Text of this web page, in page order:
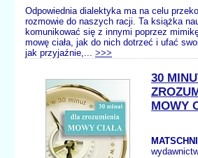
Odpowiednia dialektyka ma na celu
rozmowie do naszych racji. Ta książka
komunikować się z innymi poprzez
mowę ciała, jak do nich dotrzeć i ufać
jak przyjaźnie,... >>>
30
MOWY